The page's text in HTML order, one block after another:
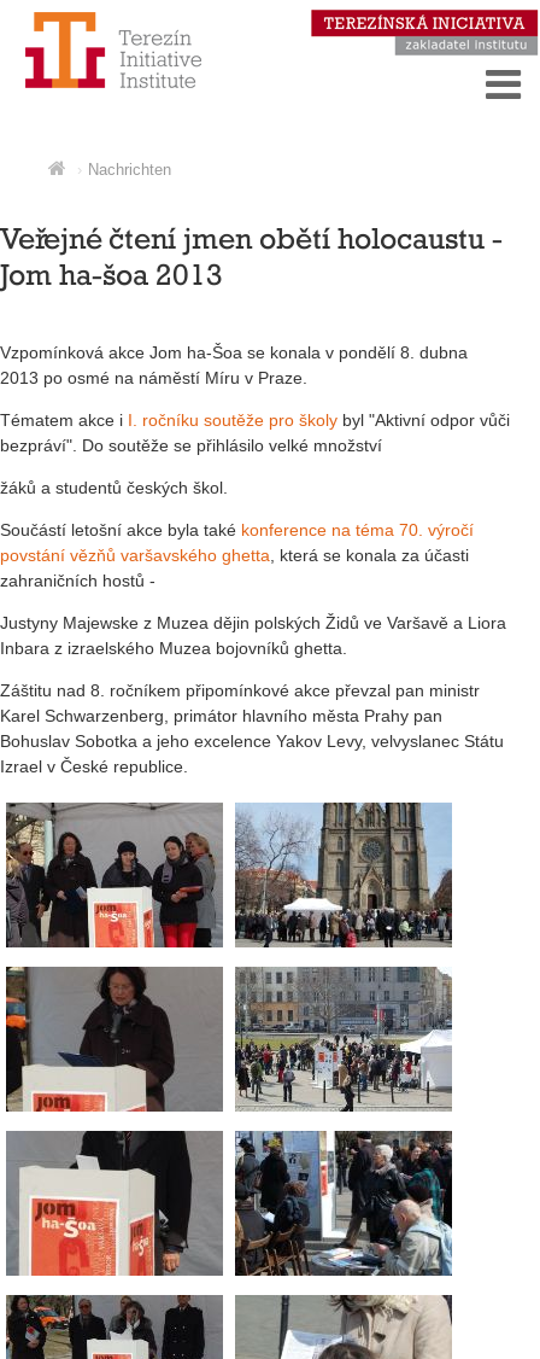
Nachrichten
Veřejné čtení jmen obětí holocaustu -
Jom ha-šoa 2013
Vzpomínková akce Jom ha-Šoa se konala v pondělí 8. dubna
2013 po osmé na náměstí Míru v Praze.
Tématem akce i I. ročníku soutěže pro školy byl "Aktivní odpor vůči
bezpráví". Do soutěže se přihlásilo velké množství
žáků a studentů českých škol.
Součástí letošní akce byla také konference na téma 70. výročí
povstání vězňů varšavského ghetta , která se konala za účasti
zahraničních hostů -
Justyny Majewske z Muzea dějin polských Židů ve Varšavě a Liora
Inbara z izraelského Muzea bojovníků ghetta.
Záštitu nad 8. ročníkem připomínkové akce převzal pan ministr
Karel Schwarzenberg, primátor hlavního města Prahy pan
Bohuslav Sobotka a jeho excelence Yakov Levy, velvyslanec Státu
Izrael v České republice.